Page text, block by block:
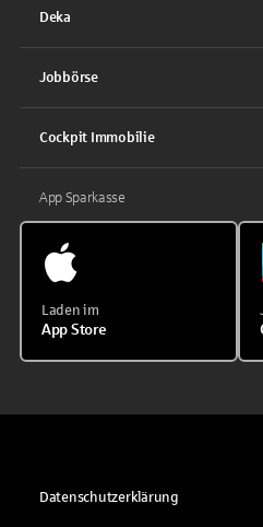
Deka
Jobbörse
Cockpit Immobilie
App Sparkasse
Laden im
App Store
Datenschutzerklärung